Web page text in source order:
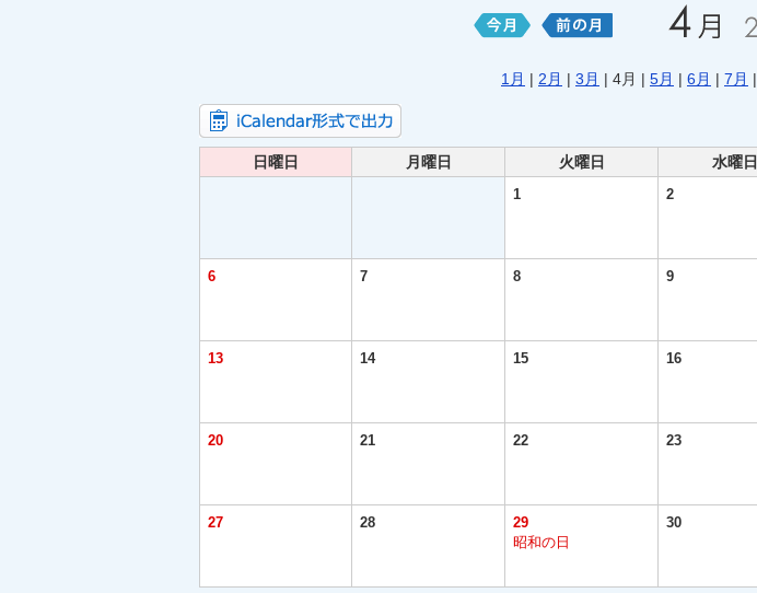
1月 | 2月 | 3月 | 4月 | 5月 | 6月 | 7月 |
日曜日 月曜日 火曜日 水曜日
1 2
6 7 8 9
13 14 15 16
20 21 22 23
27 28
29
昭和の日
30